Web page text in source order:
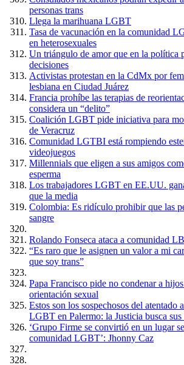
personas trans
Llega la marihuana LGBT
Tasa de vacunación en la comunidad
en heterosexuales
Un triángulo de amor que en la política
decisiones
Activistas protestan en la CdMx por
lesbiana en Ciudad Juárez
Francia prohíbe las terapias de
considera un “delito”
Coalición LGBT pide iniciativa para
de Veracruz
Comunidad LGTBI está rompiendo
videojuegos
Millennials que eligen a sus amigos
esperma
Los trabajadores LGBT en EE.UU.
que la media
Colombia: Es ridículo prohibir que las
sangre
Rolando Fonseca ataca a comunidad
“Es raro que le asignen un valor a mi
que soy trans”
Papa Francisco pide no condenar a
orientación sexual
Estos son los sospechosos del atentado
LGBT en Palermo: la Justicia busca sus
‘Grupo Firme se convirtió en un lugar
comunidad LGBT’: Jhonny Caz